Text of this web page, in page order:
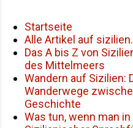
Startseite
Alle Artikel auf
Das A bis Z von
des Mittelmeers
Wandern auf Sizilien:
Wanderwege
Geschichte
Was tun, wenn man